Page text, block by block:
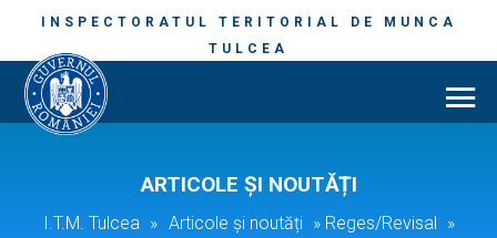
INSPECTORATUL TERITORIAL DE MUNCA
TULCEA
ARTICOLE ȘI NOUTĂȚI
I.T.M. Tulcea » Articole și noutăți » Reges/Revisal »